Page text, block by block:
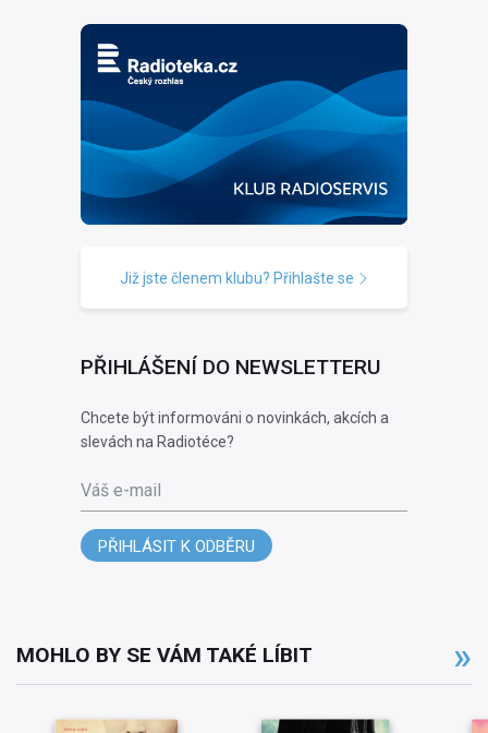
Již jste členem klubu? Přihlašte se
PŘIHLÁŠENÍ DO NEWSLETTERU
Chcete být informováni o novinkách, akcích a
slevách na Radiotéce?
Váš e-mail
PŘIHLÁSIT K ODBĚRU
MOHLO BY SE VÁM TAKÉ LÍBIT